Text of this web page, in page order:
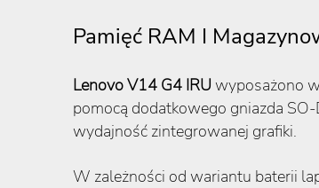
Pamięć RAM I
Lenovo V14 G4 IRU wyposażono
pomocą dodatkowego gniazda
wydajność zintegrowanej grafiki.
W zależności od wariantu baterii